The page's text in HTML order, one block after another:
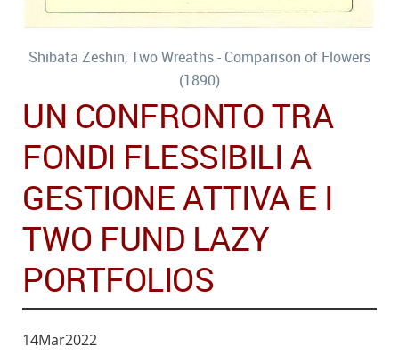
Shibata Zeshin, Two Wreaths - Comparison of Flowers
(1890)
UN CONFRONTO TRA
FONDI FLESSIBILI A
GESTIONE ATTIVA E I
TWO FUND LAZY
PORTFOLIOS
14Mar2022